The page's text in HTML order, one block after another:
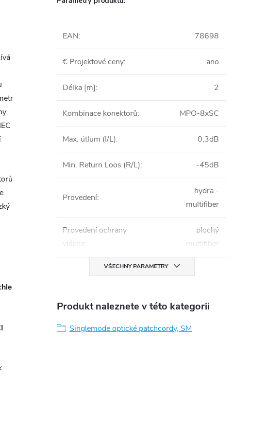
EAN: 78698
€ Projektové ceny: ano
Délka [m]: 2
Kombinace konektorů: MPO-8xSC
Max. útlum (I/L): 0,3dB
Min. Return Loos (R/L): -45dB
Provedení:
hydra -
multifiber
Provedení ochrany
vlákna:
plochý
multifiber
VŠECHNY PARAMETRY
Produkt naleznete v této kategorii
Singlemode optické patchcordy, SM